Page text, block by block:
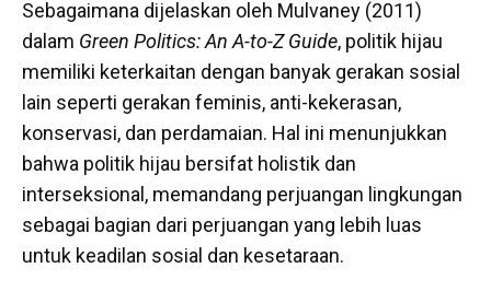
Sebagaimana dijelaskan oleh Mulvaney (2011)
dalam Green Politics: An A-to-Z Guide, politik hijau
memiliki keterkaitan dengan banyak gerakan sosial
lain seperti gerakan feminis, anti-kekerasan,
konservasi, dan perdamaian. Hal ini menunjukkan
bahwa politik hijau bersifat holistik dan
interseksional, memandang perjuangan lingkungan
sebagai bagian dari perjuangan yang lebih luas
untuk keadilan sosial dan kesetaraan.